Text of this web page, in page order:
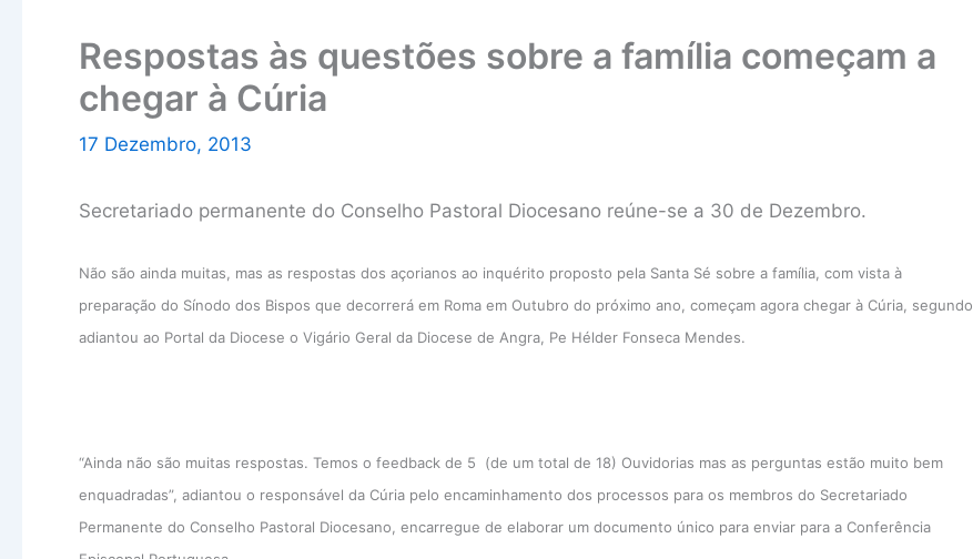
Respostas às questões sobre a família começam a
chegar à Cúria
17 Dezembro, 2013
Secretariado permanente do Conselho Pastoral Diocesano reúne-se a 30 de Dezembro.
Não são ainda muitas, mas as respostas dos açorianos ao inquérito proposto pela Santa Sé sobre a família, com vista à
preparação do Sínodo dos Bispos que decorrerá em Roma em Outubro do próximo ano, começam agora chegar à Cúria, segundo
adiantou ao Portal da Diocese o Vigário Geral da Diocese de Angra, Pe Hélder Fonseca Mendes.
“Ainda não são muitas respostas. Temos o feedback de 5 (de um total de 18) Ouvidorias mas as perguntas estão muito bem
enquadradas”, adiantou o responsável da Cúria pelo encaminhamento dos processos para os membros do Secretariado
Permanente do Conselho Pastoral Diocesano, encarregue de elaborar um documento único para enviar para a Conferência